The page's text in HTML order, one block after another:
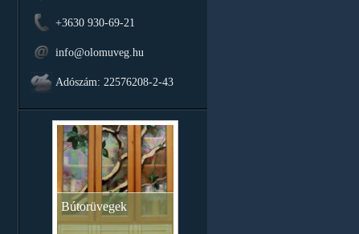
+3630 930-69-21
info@olomuveg.hu
Adószám: 22576208-2-43
Bútorüvegek